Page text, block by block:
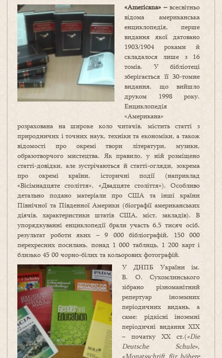
«Americana» – всесвітньо
відома американська
енциклопедія, перше
видання якої датовано
1903/1904 роками й
складалося лише з 16
томів. У бібліотеці
зберігається її 30-томне
видання, що вийшло
друком 1998 року.
Енциклопедія
«Американа»
розрахована на широке коло читачів, містить статті з
природничих і точних наук, техніки та економіки, а також
відомості про окремі твори літератури, музики,
образотворчого мистецтва. Як правило, у ній розміщено
статті-довідки, але зустрічаються й статті-огляди, зокрема
про окремі країни, історичні події (наприклад
«Вісімнадцяте століття», «Двадцяте століття»). Особливо
детально подано матеріали про США та інші країни
Північної та Південної Америки (біографії американських
діячів, характеристики штатів США, міст, закладів). В
упорядкуванні енциклопедії брали участь 6,5 тисяч осіб,
результат роботи яких – 9 000 бібліографій, 150 000
перехресних посилань, понад 1 000 таблиць, 1 200 карт і
близько 45 00 чорно-білих та кольорових фотографій.
У ДНПБ України ім.
В. О. Сухомлинського
зібрано різноманітний
репертуар іноземних
періодичних видань, а
саме: рідкісні іноземні
періодичні видання ХIX
– початку ХХ ст.(«Die
Deutsche
Schule»,
«Monatsschrift für höhere